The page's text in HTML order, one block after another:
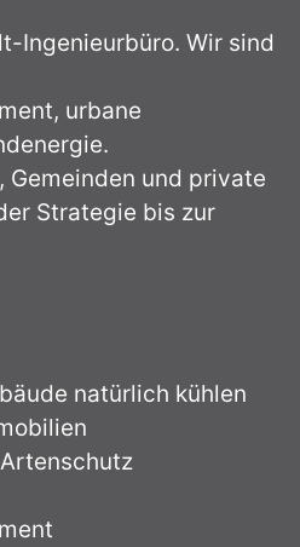
Ingenieurbüro. Wir sind
urbane
Gemeinden und private
Strategie bis zur
natürlich kühlen